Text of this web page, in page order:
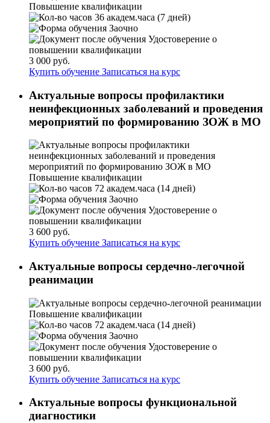
Повышение квалификации
36 академ.часа (7 дней)
Заочно
Удостоверение о
повышении квалификации
3 000 руб.
Купить обучение Записаться на курс
Актуальные вопросы профилактики
неинфекционных заболеваний и проведения
мероприятий по формированию ЗОЖ в МО
Повышение квалификации
72 академ.часа (14 дней)
Заочно
Удостоверение о
повышении квалификации
3 600 руб.
Купить обучение Записаться на курс
Актуальные вопросы сердечно-легочной
реанимации
Повышение квалификации
72 академ.часа (14 дней)
Заочно
Удостоверение о
повышении квалификации
3 600 руб.
Купить обучение Записаться на курс
Актуальные вопросы функциональной
диагностики